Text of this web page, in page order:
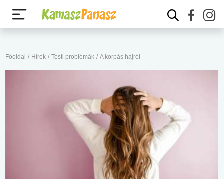
Főoldal / Hírek / Testi problémák / A korpás hajról